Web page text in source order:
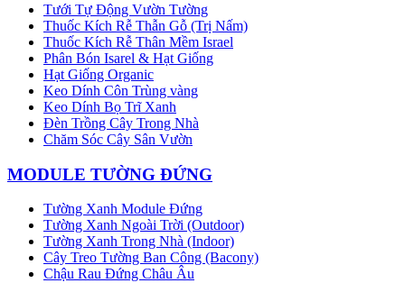
Tưới Tự Động Vườn Tường
Thuốc Kích Rễ Thẫn Gỗ (Trị Nấm)
Thuốc Kích Rễ Thân Mềm Israel
Phân Bón Isarel & Hạt Giống
Hạt Giống Organic
Keo Dính Côn Trùng vàng
Keo Dính Bọ Trĩ Xanh
Đèn Trồng Cây Trong Nhà
Chăm Sóc Cây Sân Vườn
MODULE TƯỜNG ĐỨNG
Tường Xanh Module Đứng
Tường Xanh Ngoài Trời (Outdoor)
Tường Xanh Trong Nhà (Indoor)
Cây Treo Tường Ban Công (Bacony)
Chậu Rau Đứng Châu Âu